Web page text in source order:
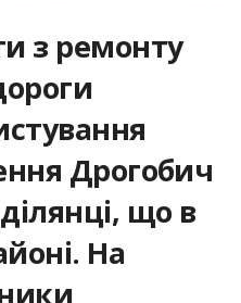
з ремонту
Дрогобич
що в
На